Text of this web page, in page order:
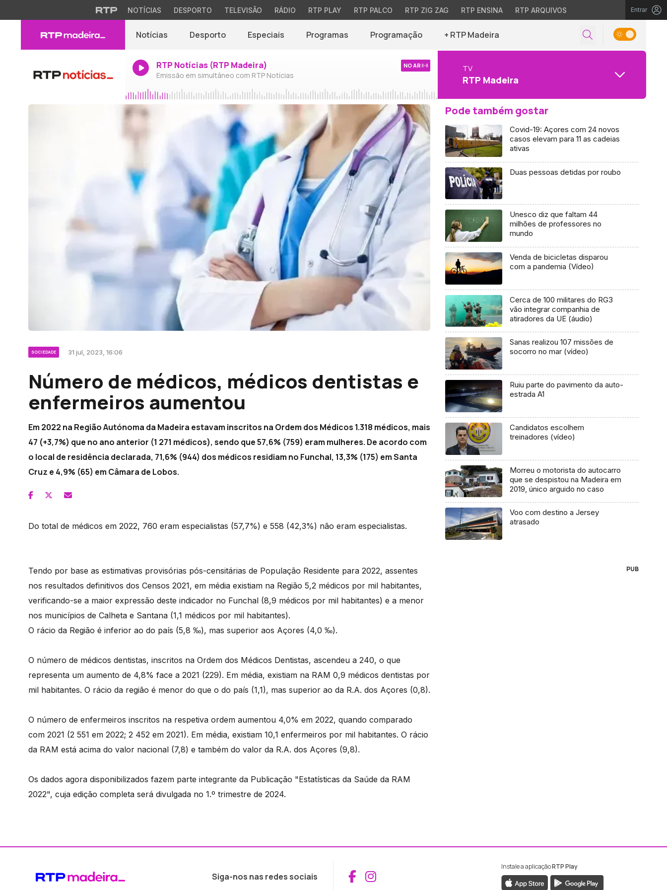
NOTÍCIAS DESPORTO TELEVISÃO RÁDIO RTP PLAY RTP PALCO RTP ZIG ZAG RTP ENSINA RTP ARQUIVOS Entrar
Notícias Desporto Especiais Programas Programação + RTP Madeira
RTP Notícias (RTP Madeira)
Emissão em simultâneo com RTP Notícias
NO AR TV
RTP Madeira
SOCIEDADE 31 jul, 2023, 16:06
Número de médicos, médicos dentistas e
enfermeiros aumentou
Em 2022 na Região Autónoma da Madeira estavam inscritos na Ordem dos Médicos 1.318 médicos, mais
47 (+3,7%) que no ano anterior (1 271 médicos), sendo que 57,6% (759) eram mulheres. De acordo com
o local de residência declarada, 71,6% (944) dos médicos residiam no Funchal, 13,3% (175) em Santa
Cruz e 4,9% (65) em Câmara de Lobos.
Do total de médicos em 2022, 760 eram especialistas (57,7%) e 558 (42,3%) não eram especialistas.
Tendo por base as estimativas provisórias pós-censitárias de População Residente para 2022, assentes
nos resultados definitivos dos Censos 2021, em média existiam na Região 5,2 médicos por mil habitantes,
verificando-se a maior expressão deste indicador no Funchal (8,9 médicos por mil habitantes) e a menor
nos municípios de Calheta e Santana (1,1 médicos por mil habitantes).
O rácio da Região é inferior ao do país (5,8 ‰), mas superior aos Açores (4,0 ‰).
O número de médicos dentistas, inscritos na Ordem dos Médicos Dentistas, ascendeu a 240, o que
representa um aumento de 4,8% face a 2021 (229). Em média, existiam na RAM 0,9 médicos dentistas por
mil habitantes. O rácio da região é menor do que o do país (1,1), mas superior ao da R.A. dos Açores (0,8).
O número de enfermeiros inscritos na respetiva ordem aumentou 4,0% em 2022, quando comparado
com 2021 (2 551 em 2022; 2 452 em 2021). Em média, existiam 10,1 enfermeiros por mil habitantes. O rácio
da RAM está acima do valor nacional (7,8) e também do valor da R.A. dos Açores (9,8).
Os dados agora disponibilizados fazem parte integrante da Publicação "Estatísticas da Saúde da RAM
2022", cuja edição completa será divulgada no 1.º trimestre de 2024.
Pode também gostar
Covid-19: Açores com 24 novos
casos elevam para 11 as cadeias
ativas
Duas pessoas detidas por roubo
Unesco diz que faltam 44
milhões de professores no
mundo
Venda de bicicletas disparou
com a pandemia (Vídeo)
Cerca de 100 militares do RG3
vão integrar companhia de
atiradores da UE (áudio)
Sanas realizou 107 missões de
socorro no mar (vídeo)
Ruiu parte do pavimento da auto-
estrada A1
Candidatos escolhem
treinadores (vídeo)
Morreu o motorista do autocarro
que se despistou na Madeira em
2019, único arguido no caso
Voo com destino a Jersey
atrasado
PUB
Siga-nos nas redes sociais Aceder ao Facebook da RTP Madeira
Aceder ao Instagram da RTP Madeira
Instale a aplicaçãoRTP Play